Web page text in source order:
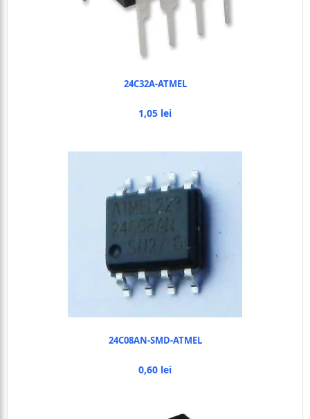
24C32A-ATMEL
1,05 lei
24C08AN-SMD-ATMEL
0,60 lei